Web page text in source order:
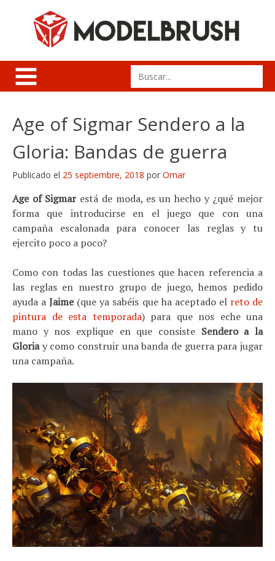
Search
for:
Age of Sigmar Sendero a la
Gloria: Bandas de guerra
Publicado el 25 septiembre, 2018 por Omar
Age of Sigmarestá de moda, es un hecho y ¿qué mejor
forma que introducirse en el juego que con una
campaña escalonada para conocer las reglas y tu
ejercito poco a poco?
Como con todas las cuestiones que hacen referencia a
las reglas en nuestro grupo de juego, hemos pedido
ayuda aJaime(que ya sabéis que ha aceptado el reto de
pintura de esta temporada) para que nos eche una
mano y nos explique en que consiste Sendero a la
Gloriay como construir una banda de guerra para jugar
una campaña.